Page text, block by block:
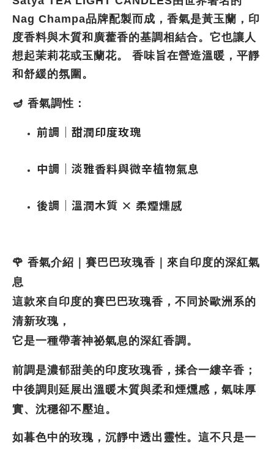
Nag Champa品牌配製而成，香氣是黃玉蘭，印
度香料與木質和廣藿香的基調相結合。它也讓人
想起茉莉花或玉蘭花。 香味旨在營造溫暖，平靜
和舒緩的氛圍。
🪔 香氣調性 ：
前調｜甜潤印度玫瑰
中調｜淡雅香料與微辛植物氣息
後調｜溫潤木質 × 柔煙燻感
🌹 香氣介紹｜賽巴巴玫瑰香｜來自印度的深紅氣
息
這款來自印度的賽巴巴玫瑰香，不同於歐洲系的
清新玫瑰，
它是一種帶著神祕氣息的深紅香調。
前調是濃郁甜美的印度玫瑰香，揉合一縷辛香；
中後調則延展出溫暖木質與柔和煙燻感，氣味厚
實、沈穩卻不壓迫。
如暮色中的玫瑰，沉靜中透出靈性。這不只是一